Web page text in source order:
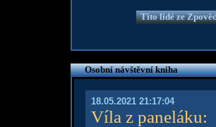
Tito lidé ze
Osobní návštěvní kniha
18.05.2021 21:17:04
Víla z paneláku: